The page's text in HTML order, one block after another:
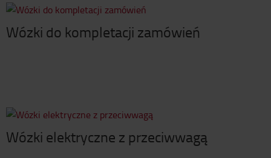
Wózki do kompletacji zamówień
Wózki elektryczne z przeciwwagą